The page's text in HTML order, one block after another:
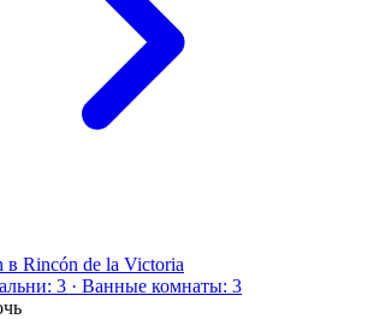
в Rincón de la Victoria
3 · Ванные комнаты: 3